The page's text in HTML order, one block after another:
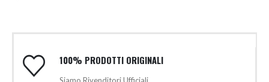
100% PRODOTTI ORIGINALI